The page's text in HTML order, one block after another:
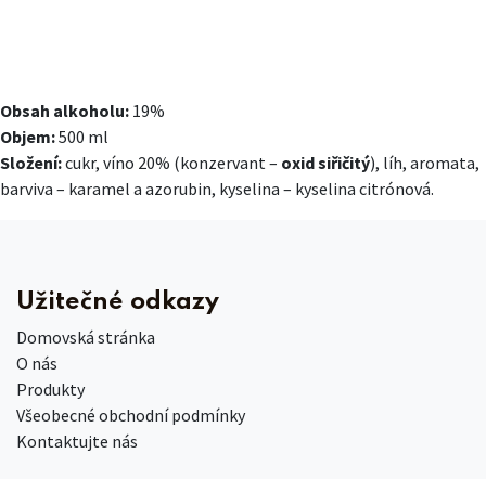
Obsah alkoholu: 19%
Objem:500 ml
Složení:cukr, víno 20% (konzervant – oxid siřičitý), líh, aromata,
barviva – karamel a azorubin, kyselina – kyselina citrónová.
Užitečné odkazy
Domovská stránka
O nás
Produkty
Všeobecné obchodní podmínky
Kontaktujte nás